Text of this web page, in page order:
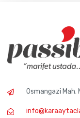
Osmangazi Mah.